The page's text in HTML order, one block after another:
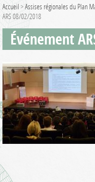
Accueil >Assises régionales du Plan
ARS 08/02/2018
Événement